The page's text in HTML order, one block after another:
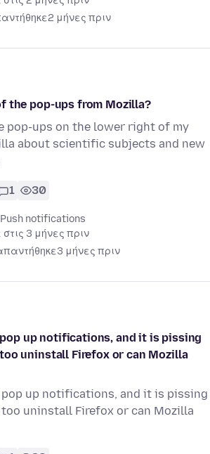
2 μήνες πριν
the pop-ups from Mozilla?
pop-ups on the lower right of my
about scientific subjects and new
1 30
Push notifications
3 μήνες πριν
3 μήνες πριν
up notifications, and it is pissing
uninstall Firefox or can Mozilla
up notifications, and it is pissing
too uninstall Firefox or can Mozilla